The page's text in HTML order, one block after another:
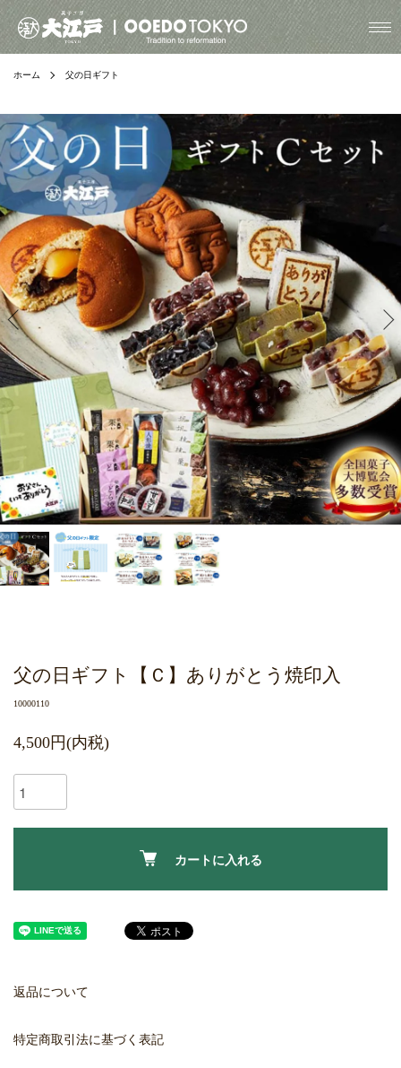
ホーム 父の日ギフト
父の日ギフト【Ｃ】ありがとう焼印入
10000110
4,500円(内税)
カートに入れる
返品について
特定商取引法に基づく表記